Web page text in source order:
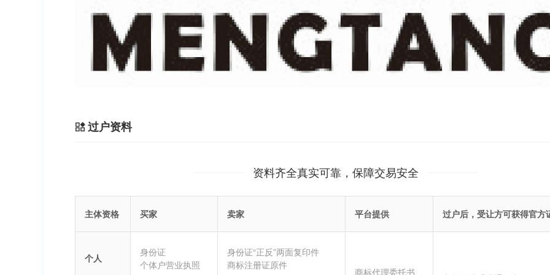
过户资料
资料齐全真实可靠，保障交易安全
主体资格 买家 卖家 平台提供 过户后，受让方可获得官方
个人
身份证
个体户营业执照
身份证“正反”两面复印件
商标注册证原件
商标代理委托书